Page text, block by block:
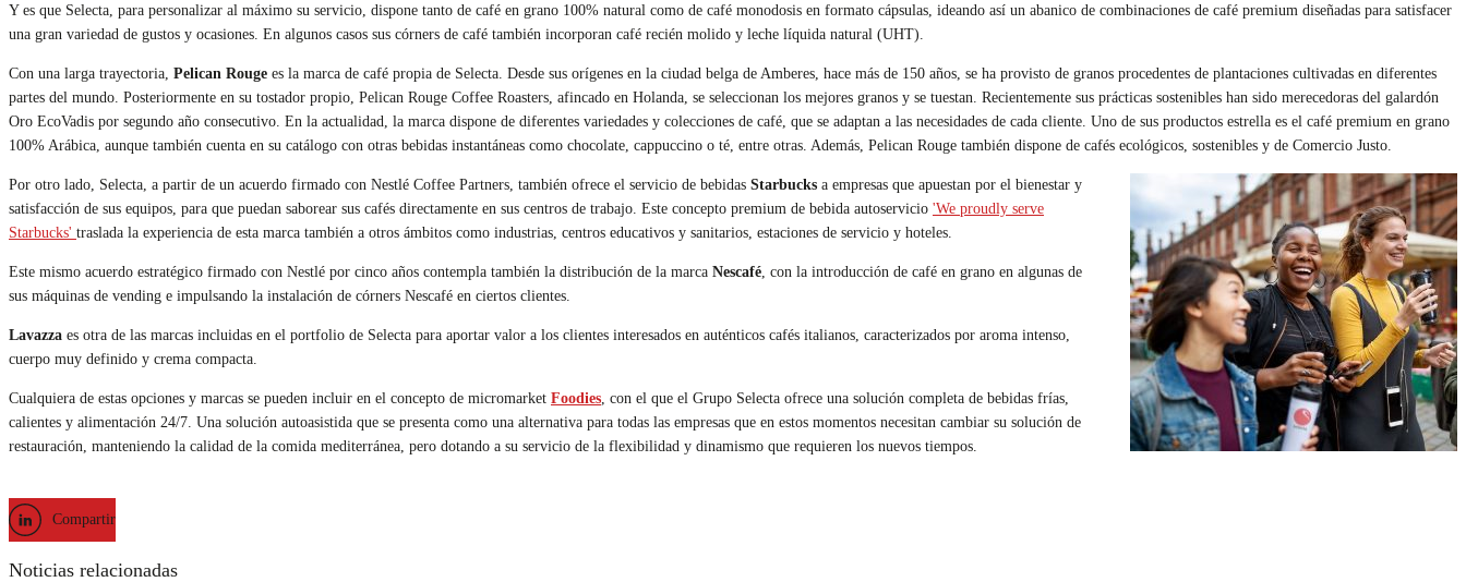
Y es que Selecta, para personalizar al máximo su servicio, dispone tanto de café en grano 100% natural como de café monodosis en formato cápsulas, ideando así un abanico de combinaciones de café premium diseñadas para satisfacer
una gran variedad de gustos y ocasiones. En algunos casos sus córners de café también incorporan café recién molido y leche líquida natural (UHT).
Con una larga trayectoria, Pelican Rouge es la marca de café propia de Selecta. Desde sus orígenes en la ciudad belga de Amberes, hace más de 150 años, se ha provisto de granos procedentes de plantaciones cultivadas en diferentes
partes del mundo. Posteriormente en su tostador propio, Pelican Rouge Coffee Roasters, afincado en Holanda, se seleccionan los mejores granos y se tuestan. Recientemente sus prácticas sostenibles han sido merecedoras del galardón
Oro EcoVadis por segundo año consecutivo. En la actualidad, la marca dispone de diferentes variedades y colecciones de café, que se adaptan a las necesidades de cada cliente. Uno de sus productos estrella es el café premium en grano
100% Arábica, aunque también cuenta en su catálogo con otras bebidas instantáneas como chocolate, cappuccino o té, entre otras. Además, Pelican Rouge también dispone de cafés ecológicos, sostenibles y de Comercio Justo.
Por otro lado, Selecta, a partir de un acuerdo firmado con Nestlé Coffee Partners, también ofrece el servicio de bebidas Starbucks a empresas que apuestan por el bienestar y
satisfacción de sus equipos, para que puedan saborear sus cafés directamente en sus centros de trabajo. Este concepto premium de bebida autoservicio 'We proudly serve
Starbucks' traslada la experiencia de esta marca también a otros ámbitos como industrias, centros educativos y sanitarios, estaciones de servicio y hoteles.
Este mismo acuerdo estratégico firmado con Nestlé por cinco años contempla también la distribución de la marca Nescafé , con la introducción de café en grano en algunas de
sus máquinas de vending e impulsando la instalación de córners Nescafé en ciertos clientes.
Lavazza es otra de las marcas incluidas en el portfolio de Selecta para aportar valor a los clientes interesados en auténticos cafés italianos, caracterizados por aroma intenso,
cuerpo muy definido y crema compacta.
Cualquiera de estas opciones y marcas se pueden incluir en el concepto de micromarket Foodies , con el que el Grupo Selecta ofrece una solución completa de bebidas frías,
calientes y alimentación 24/7. Una solución autoasistida que se presenta como una alternativa para todas las empresas que en estos momentos necesitan cambiar su solución de
restauración, manteniendo la calidad de la comida mediterránea, pero dotando a su servicio de la flexibilidad y dinamismo que requieren los nuevos tiempos.
Compartir
Noticias relacionadas